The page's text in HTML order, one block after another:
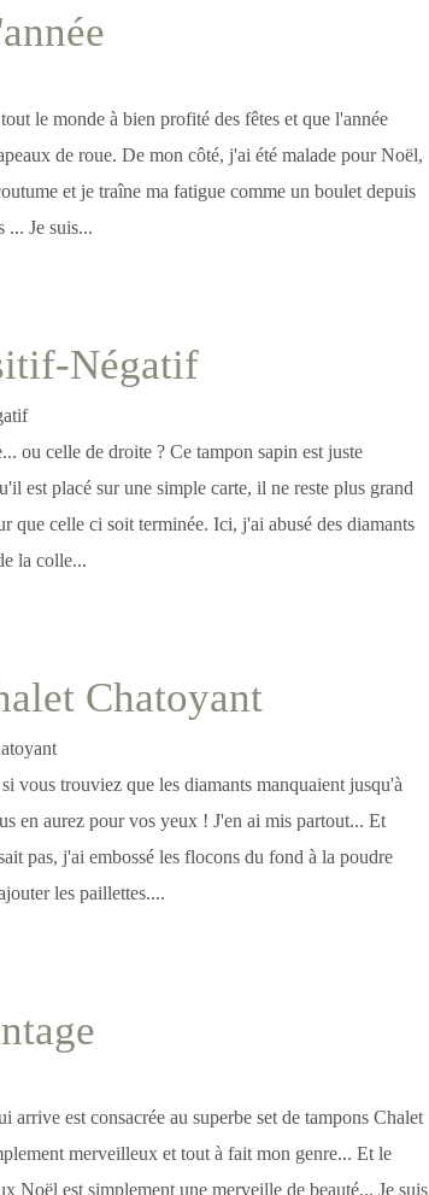
le monde à bien profité des fêtes et que l'année
de roue. De mon côté, j'ai été malade pour Noël,
et je traîne ma fatigue comme un boulet depuis
... Je suis...
Négatif
ou celle de droite ? Ce tampon sapin est juste
est placé sur une simple carte, il ne reste plus grand
que celle ci soit terminée. Ici, j'ai abusé des diamants
la colle...
Chatoyant
vous trouviez que les diamants manquaient jusqu'à
en aurez pour vos yeux ! J'en ai mis partout... Et
pas, j'ai embossé les flocons du fond à la poudre
les paillettes....
arrive est consacrée au superbe set de tampons Chalet
merveilleux et tout à fait mon genre... Et le
Noël est simplement une merveille de beauté... Je suis